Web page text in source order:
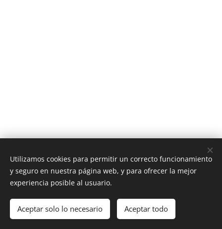
Todos los derechos reservados 2023
Creado con Webnode Cookies
Utilizamos cookies para permitir un correcto funcionamiento
y seguro en nuestra página web, y para ofrecer la mejor
experiencia posible al usuario.
Aceptar solo lo necesario Aceptar todo